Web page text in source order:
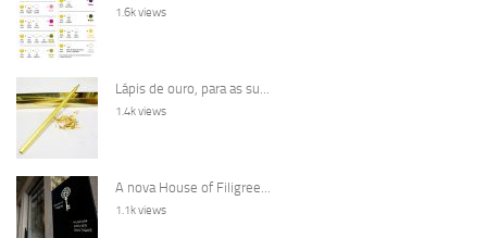
1.6k views
Lápis de ouro, para as su...
1.4k views
A nova House of Filigree...
1.1k views